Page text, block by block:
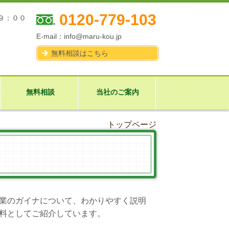
：００ 0120-779-103
E-mail： info@maru-kou.jp
無料相談はこちら
無料相談 当社のご案内
トップページ
のガイナについて、わかりやすく説明
としてご紹介しています。